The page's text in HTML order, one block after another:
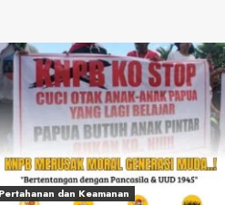
Pertahanan dan Keamanan